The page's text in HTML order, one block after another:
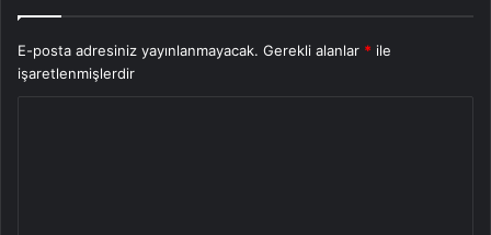
E-posta adresiniz yayınlanmayacak. Gerekli alanlar * ile
işaretlenmişlerdir